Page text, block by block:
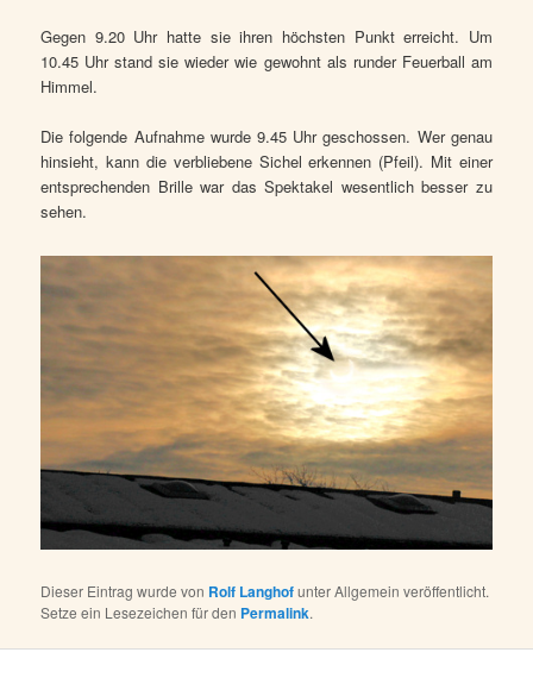
Gegen 9.20 Uhr hatte sie ihren höchsten Punkt erreicht. Um
10.45 Uhr stand sie wieder wie gewohnt als runder Feuerball am
Himmel.
Die folgende Aufnahme wurde 9.45 Uhr geschossen. Wer genau
hinsieht, kann die verbliebene Sichel erkennen (Pfeil). Mit einer
entsprechenden Brille war das Spektakel wesentlich besser zu
sehen.
Dieser Eintrag wurde von Rolf Langhofunter Allgemein veröffentlicht.
Setze ein Lesezeichen für den Permalink.